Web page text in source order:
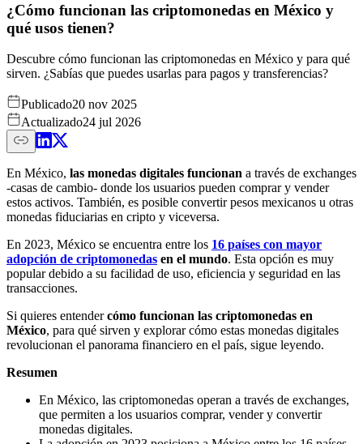
¿Cómo funcionan las criptomonedas en México y
qué usos tienen?
Descubre cómo funcionan las criptomonedas en México y para qué
sirven. ¿Sabías que puedes usarlas para pagos y transferencias?
Publicado20 nov 2025
Actualizado24 jul 2026
En México, las monedas digitales funcionan a través de exchanges
-casas de cambio- donde los usuarios pueden comprar y vender
estos activos. También, es posible convertir pesos mexicanos u otras
monedas fiduciarias en cripto y viceversa.
En 2023, México se encuentra entre los 16 países con mayor
adopción de criptomonedas en el mundo. Esta opción es muy
popular debido a su facilidad de uso, eficiencia y seguridad en las
transacciones.
Si quieres entendercómo funcionan las criptomonedas en
México, para qué sirven y explorar cómo estas monedas digitales
revolucionan el panorama financiero en el país, sigue leyendo.
Resumen
En México, las criptomonedas operan a través de exchanges,
que permiten a los usuarios comprar, vender y convertir
monedas digitales.